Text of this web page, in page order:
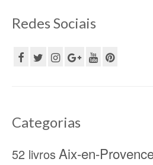
Redes Sociais
Categorias
52 livros Aix-en-